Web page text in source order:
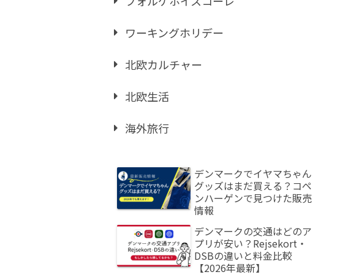
ワーキングホリデー
北欧カルチャー
北欧生活
海外旅行
デンマークでイヤマちゃん
グッズはまだ買える？コペ
ンハーゲンで見つけた販売
情報
デンマークの交通はどのア
プリが安い？Rejsekort・
DSBの違いと料金比較
【2026年最新】